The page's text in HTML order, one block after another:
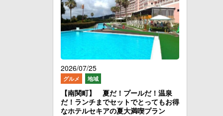
2026/07/25
グルメ 地域
【南関町】 夏だ！プールだ！温泉
だ！ランチまでセットでとってもお得
なホテルセキアの夏大満喫プラン